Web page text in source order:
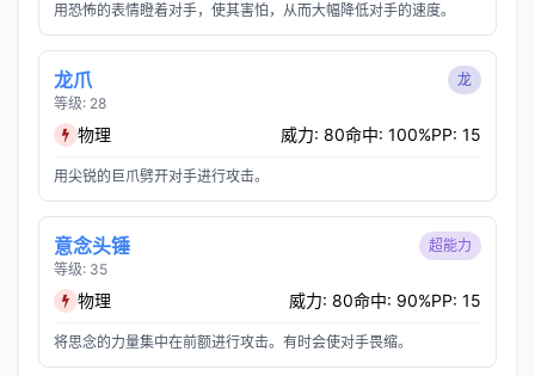
用恐怖的表情瞪着对手，使其害怕，从而大幅降低对手的速度。
龙爪
等级: 28
龙
物理 威力: 80命中: 100%PP: 15
用尖锐的巨爪劈开对手进行攻击。
意念头锤
等级: 35
超能力
物理 威力: 80命中: 90%PP: 15
将思念的力量集中在前额进行攻击。有时会使对手畏缩。